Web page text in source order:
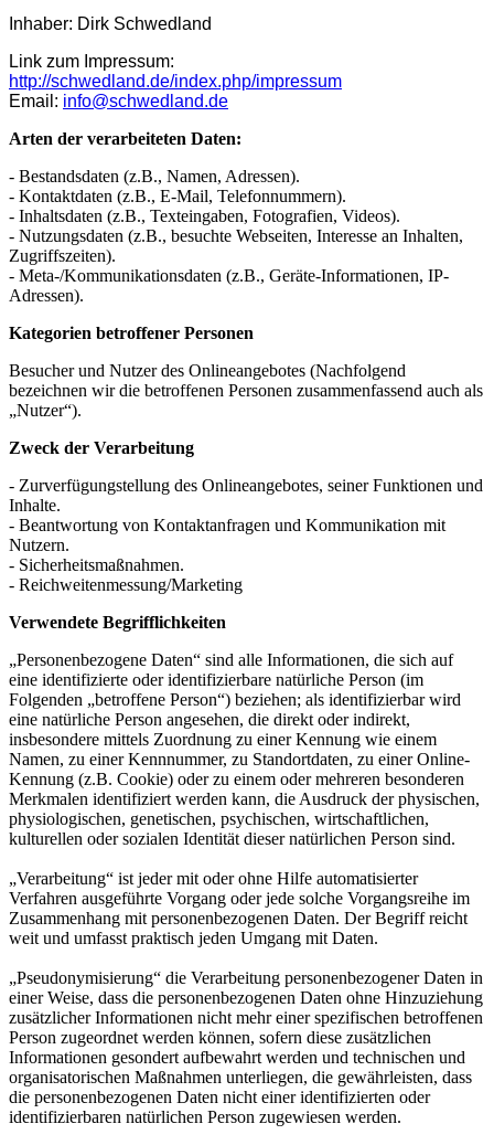
Inhaber: Dirk Schwedland
Link zum Impressum:
http://schwedland.de/index.php/impressum
Email: info@schwedland.de
Arten der verarbeiteten Daten:
- Bestandsdaten (z.B., Namen, Adressen).
- Kontaktdaten (z.B., E-Mail, Telefonnummern).
- Inhaltsdaten (z.B., Texteingaben, Fotografien, Videos).
- Nutzungsdaten (z.B., besuchte Webseiten, Interesse an Inhalten,
Zugriffszeiten).
- Meta-/Kommunikationsdaten (z.B., Geräte-Informationen, IP-
Adressen).
Kategorien betroffener Personen
Besucher und Nutzer des Onlineangebotes (Nachfolgend
bezeichnen wir die betroffenen Personen zusammenfassend auch als
„Nutzer“).
Zweck der Verarbeitung
- Zurverfügungstellung des Onlineangebotes, seiner Funktionen und
Inhalte.
- Beantwortung von Kontaktanfragen und Kommunikation mit
Nutzern.
- Sicherheitsmaßnahmen.
- Reichweitenmessung/Marketing
Verwendete Begrifflichkeiten
„Personenbezogene Daten“ sind alle Informationen, die sich auf
eine identifizierte oder identifizierbare natürliche Person (im
Folgenden „betroffene Person“) beziehen; als identifizierbar wird
eine natürliche Person angesehen, die direkt oder indirekt,
insbesondere mittels Zuordnung zu einer Kennung wie einem
Namen, zu einer Kennnummer, zu Standortdaten, zu einer Online-
Kennung (z.B. Cookie) oder zu einem oder mehreren besonderen
Merkmalen identifiziert werden kann, die Ausdruck der physischen,
physiologischen, genetischen, psychischen, wirtschaftlichen,
kulturellen oder sozialen Identität dieser natürlichen Person sind.
„Verarbeitung“ ist jeder mit oder ohne Hilfe automatisierter
Verfahren ausgeführte Vorgang oder jede solche Vorgangsreihe im
Zusammenhang mit personenbezogenen Daten. Der Begriff reicht
weit und umfasst praktisch jeden Umgang mit Daten.
„Pseudonymisierung“ die Verarbeitung personenbezogener Daten in
einer Weise, dass die personenbezogenen Daten ohne Hinzuziehung
zusätzlicher Informationen nicht mehr einer spezifischen betroffenen
Person zugeordnet werden können, sofern diese zusätzlichen
Informationen gesondert aufbewahrt werden und technischen und
organisatorischen Maßnahmen unterliegen, die gewährleisten, dass
die personenbezogenen Daten nicht einer identifizierten oder
identifizierbaren natürlichen Person zugewiesen werden.